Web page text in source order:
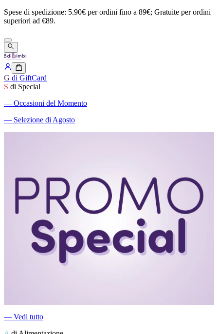
Spese di spedizione: 5.90€ perordini fino a 89€; Gratuite perordini
superiori ad €89.
G di GiftCard
S di Special
― Occasioni del Momento
― Selezione di Agosto
― Vedi tutto